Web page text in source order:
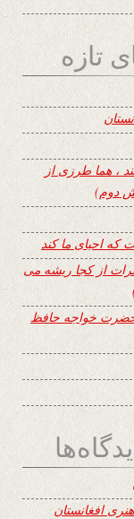
تازه
، هما طرزی از
دوم)
احیای ما کند
از کجا ریشه می
خواجه حافظ
افغانستان